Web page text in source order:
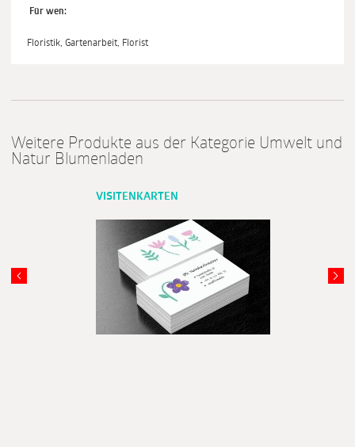
Für wen:
Floristik, Gartenarbeit, Florist
Weitere Produkte aus der Kategorie Umwelt und
Natur Blumenladen
VISITENKARTEN